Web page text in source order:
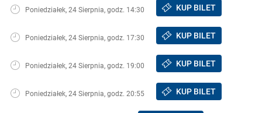
Poniedziałek, 24 Sierpnia, godz. 14:30 KUP BILET
Poniedziałek, 24 Sierpnia, godz. 17:30 KUP BILET
Poniedziałek, 24 Sierpnia, godz. 19:00 KUP BILET
Poniedziałek, 24 Sierpnia, godz. 20:55 KUP BILET